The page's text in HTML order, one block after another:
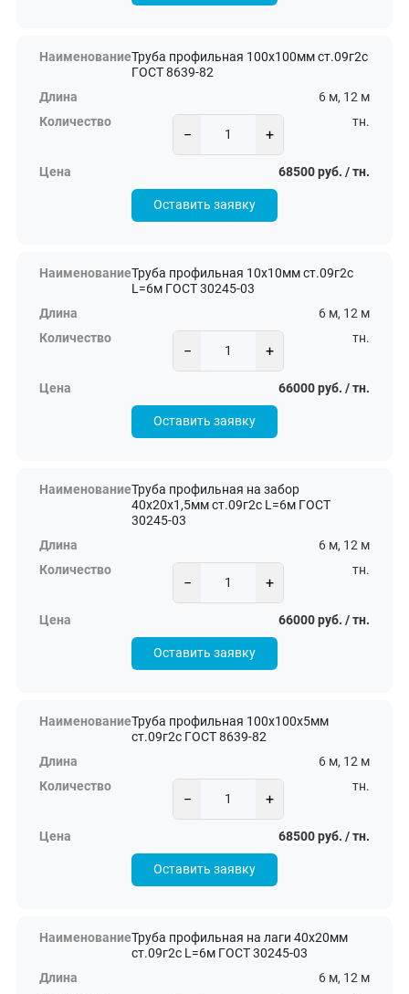
Труба профильная 100х100мм ст.09г2с
ГОСТ 8639-82
6 м, 12 м
− +
тн.
68500 руб. / тн.
Оставить заявку
Труба профильная 10х10мм ст.09г2с
L=6м ГОСТ 30245-03
6 м, 12 м
− +
тн.
66000 руб. / тн.
Оставить заявку
Труба профильная на забор
40х20х1,5мм ст.09г2с L=6м ГОСТ
30245-03
6 м, 12 м
− +
тн.
66000 руб. / тн.
Оставить заявку
Труба профильная 100х100х5мм
ст.09г2с ГОСТ 8639-82
6 м, 12 м
− +
тн.
68500 руб. / тн.
Оставить заявку
Труба профильная на лаги 40х20мм
ст.09г2с L=6м ГОСТ 30245-03
6 м, 12 м